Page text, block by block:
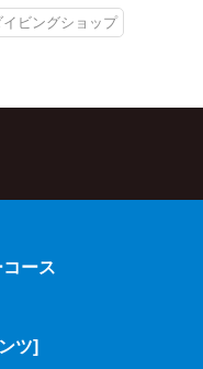
ビングショップ
ース
ツ]